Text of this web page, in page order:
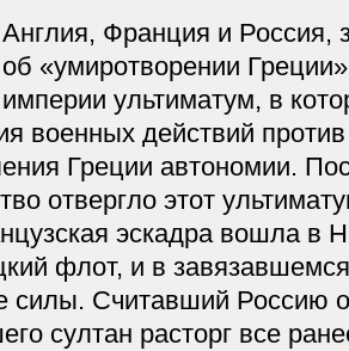
Франция и Россия,
«умиротворении
ультиматум, в
военных действий
Греции автономии.
отвергло этот
эскадра вошла в
флот, и в
силы. Считавший Россию
султан расторг все